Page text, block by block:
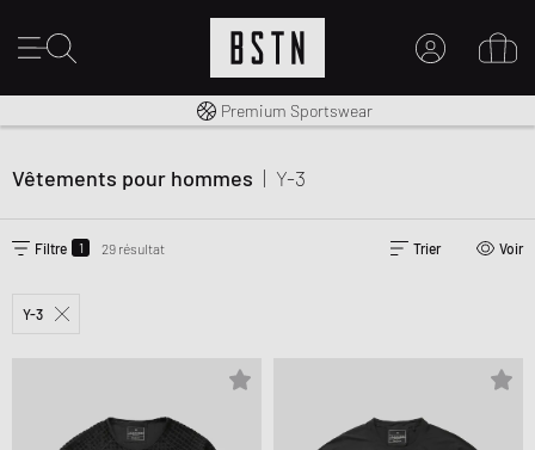
CRÉER UN COMPTE
Livraison gratuite dès 100€
Premium Sportswear
Vêtements pour hommes | Y-3
Filtre 1 29 résultat Trier Voir
Y-3